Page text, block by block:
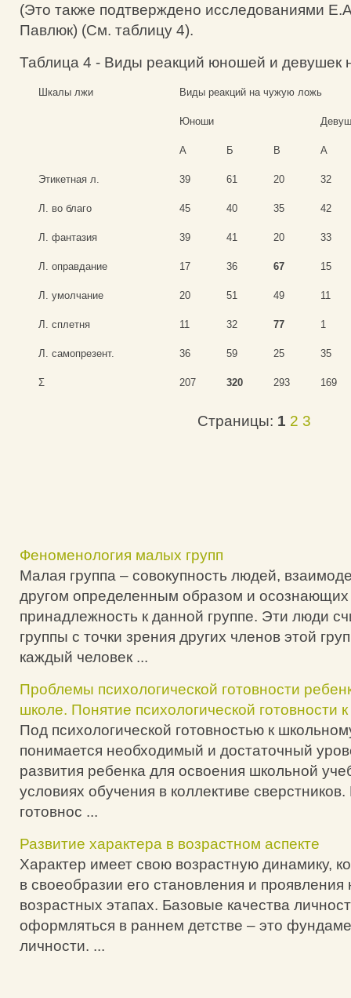
(Это также подтверждено исследованиями
Павлюк) (См. таблицу 4).
Таблица 4 - Виды реакций юношей и девушек
Шкалы лжи Виды реакций на чужую ложь
Юноши
А Б В А
Этикетная л. 39 61 20 32
Л. во благо 45 40 35 42
Л. фантазия 39 41 20 33
Л. оправдание 17 36 67 15
Л. умолчание 20 51 49 11
Л. сплетня 11 32 77 1
Л. самопрезент. 36 59 25 35
Σ 207 320 293 169
Страницы: 1 2 3
Феноменология малых групп
Малая группа – совокупность людей,
другом определенным образом и
принадлежность к данной группе. Эти люди
группы с точки зрения других членов этой
каждый человек ...
Проблемы психологической готовности
школе. Понятие психологической готовности
Под психологической готовностью к
понимается необходимый и достаточный
развития ребенка для освоения школьной
условиях обучения в коллективе
готовнос ...
Развитие характера в возрастном аспекте
Характер имеет свою возрастную динамику,
в своеобразии его становления и
возрастных этапах. Базовые качества
оформляться в раннем детстве – это
личности. ...